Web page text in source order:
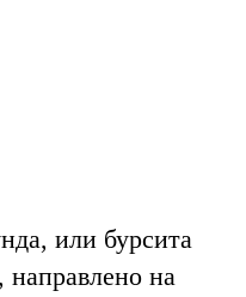
или бурсита
на